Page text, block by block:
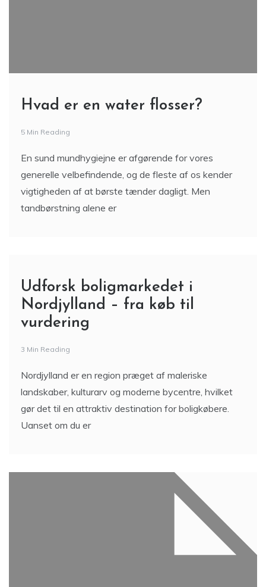
Hvad er en water flosser?
5 Min Reading
En sund mundhygiejne er afgørende for vores
generelle velbefindende, og de fleste af os kender
vigtigheden af at børste tænder dagligt. Men
tandbørstning alene er
Udforsk boligmarkedet i
Nordjylland – fra køb til
vurdering
3 Min Reading
Nordjylland er en region præget af maleriske
landskaber, kulturarv og moderne bycentre, hvilket
gør det til en attraktiv destination for boligkøbere.
Uanset om du er